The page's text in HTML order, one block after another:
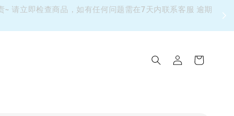
请立即检查商品，如有任何问题需在7天内联系客服 逾期